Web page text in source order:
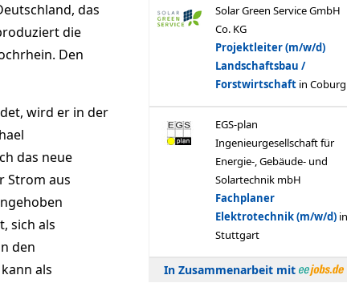
das
die
Den
wird er in der
das neue
Strom aus
sich als
den
als
In Zusammenarbeit mit